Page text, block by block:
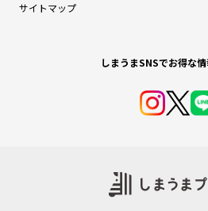
サイトマップ